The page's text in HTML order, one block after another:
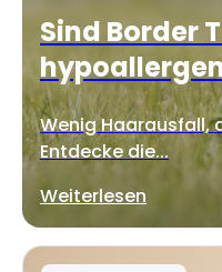
Sind Border
Wenig Haarausfall,
Entdecke die...
Weiterlesen